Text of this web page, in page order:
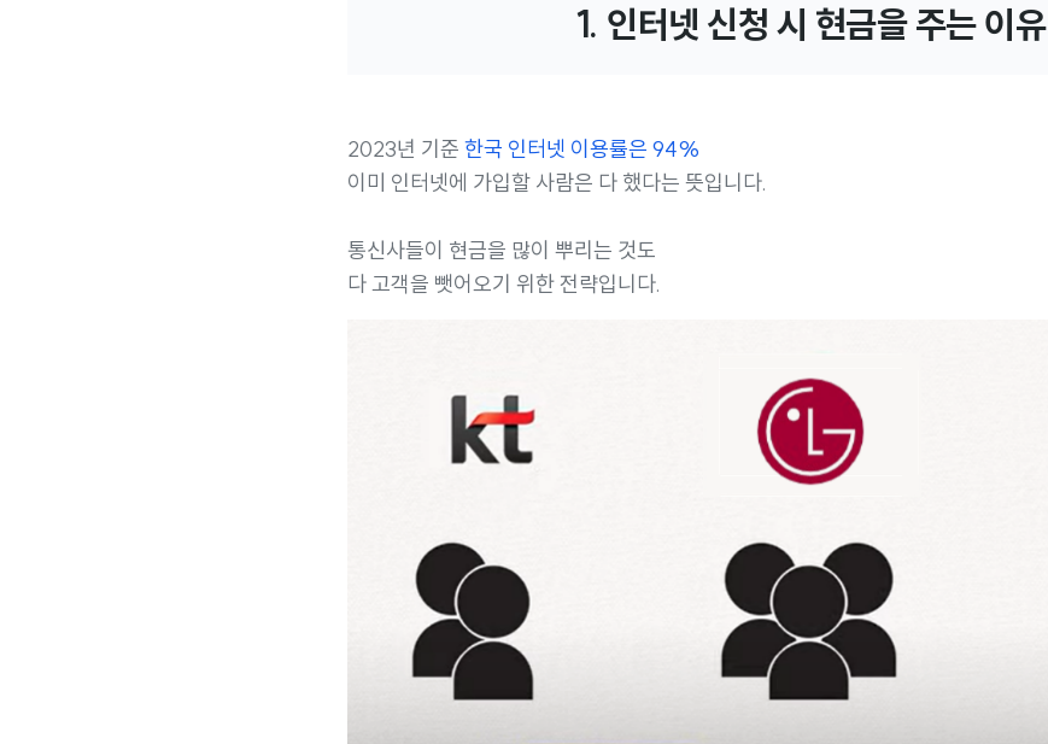
1. 인터넷 신청 시 현금을 주는 이유
2023년 기준 한국 인터넷 이용률은 94%
이미 인터넷에 가입할 사람은 다 했다는 뜻입니다.
통신사들이 현금을 많이 뿌리는 것도
다 고객을 뺏어오기 위한 전략입니다.